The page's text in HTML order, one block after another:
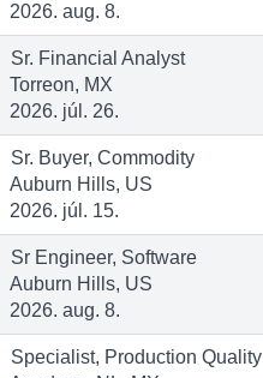
2026. aug. 8.
Sr. Financial Analyst
Torreon, MX
2026. júl. 26.
Sr. Buyer, Commodity
Auburn Hills, US
2026. júl. 15.
Sr Engineer, Software
Auburn Hills, US
2026. aug. 8.
Specialist, Production Quality